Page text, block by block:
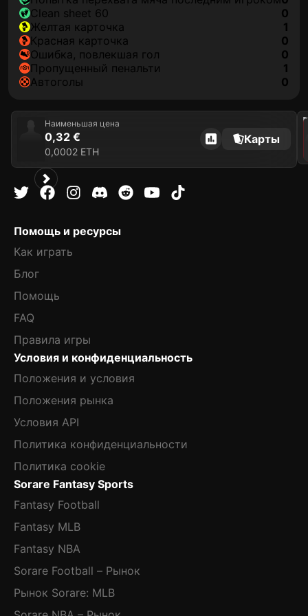
clean sheet 60
0
желтая карточка
1
красная карточка
0
ошибка, повлекшая гол
0
пропущенный пенальти
1
автоголы
0
Наименьшая цена
0,32 €
0,0002 ETH
Карты
2022
Помощь и ресурсы
Как играть
Блог
Помощь
FAQ
Правила игры
Условия и конфиденциальность
Положения и условия
Положения рынка
Условия API
Политика конфиденциальности
Политика cookie
Sorare Fantasy Sports
Fantasy Football
Fantasy MLB
Fantasy NBA
Sorare Football – Рынок
Рынок Sorare: MLB